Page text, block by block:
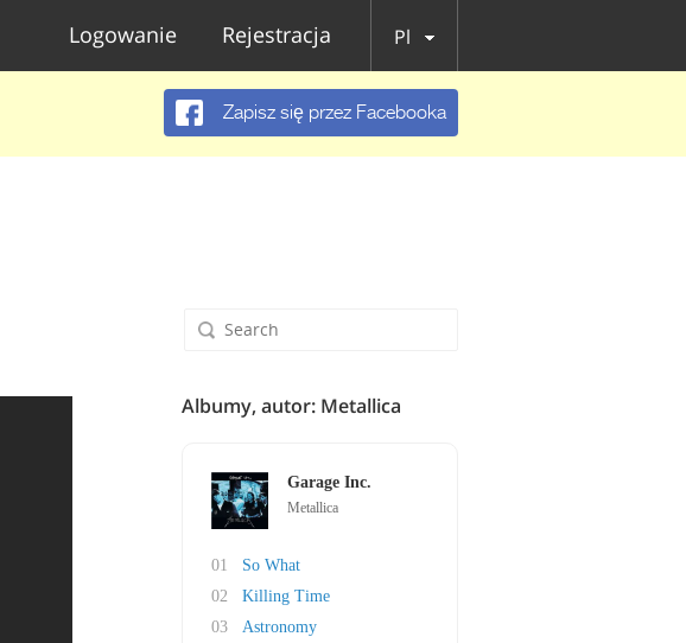
Logowanie Rejestracja Pl
Zapisz się przez Facebooka
Albumy, autor: Metallica
Garage Inc.
Metallica
01
So What
02
Killing Time
03
Astronomy